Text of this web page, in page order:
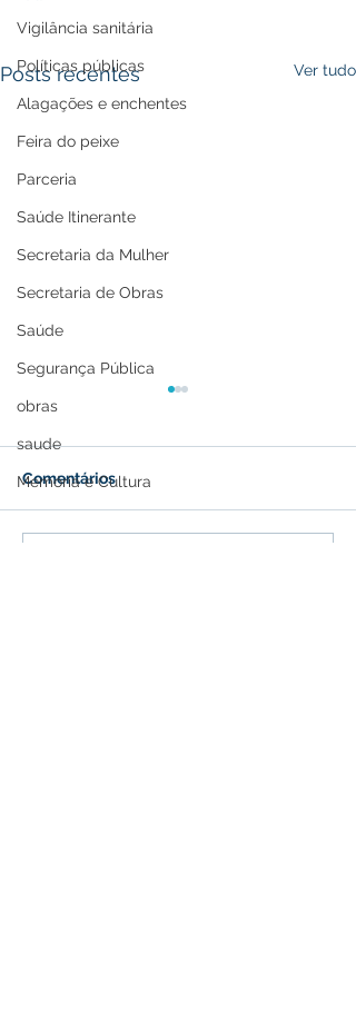
Vigilância sanitária
Políticas públicas
Alagações e enchentes
Feira do peixe
Parceria
Saúde Itinerante
Secretaria da Mulher
Secretaria de Obras
Saúde
Segurança Pública
obras
saude
Memória e Cultura
Posts recentes Ver tudo
Comentários